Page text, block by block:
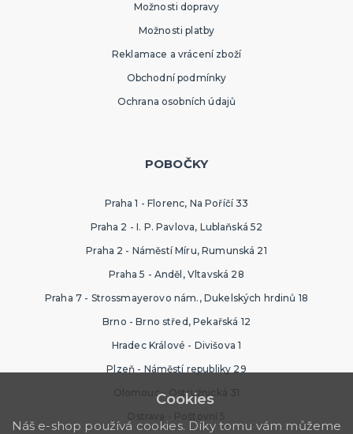
Možnosti dopravy
Možnosti platby
Reklamace a vrácení zboží
Obchodní podmínky
Ochrana osobních údajů
POBOČKY
Praha 1 - Florenc, Na Poříčí 33
Praha 2 - I. P. Pavlova, Lublaňská 52
Praha 2 - Náměstí Míru, Rumunská 21
Praha 5 - Anděl, Vltavská 28
Praha 7 - Strossmayerovo nám., Dukelských hrdinů 18
Brno - Brno střed, Pekařská 12
Hradec Králové - Divišova 1
Plzeň - Náměstí republiky 29
Olomouc - Ostružnická 31
Ostrava - Poštovní 5
Cookies
Náš e-shop používá cookies. Díky tomu vám můžeme